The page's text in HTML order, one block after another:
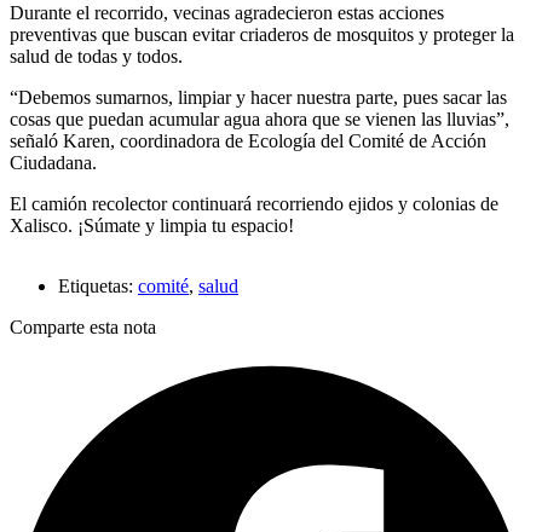
Durante el recorrido, vecinas agradecieron estas acciones
preventivas que buscan evitar criaderos de mosquitos y proteger la
salud de todas y todos.
“Debemos sumarnos, limpiar y hacer nuestra parte, pues sacar las
cosas que puedan acumular agua ahora que se vienen las lluvias”,
señaló Karen, coordinadora de Ecología del Comité de Acción
Ciudadana.
El camión recolector continuará recorriendo ejidos y colonias de
Xalisco. ¡Súmate y limpia tu espacio!
Etiquetas: comité, salud
Comparte esta nota